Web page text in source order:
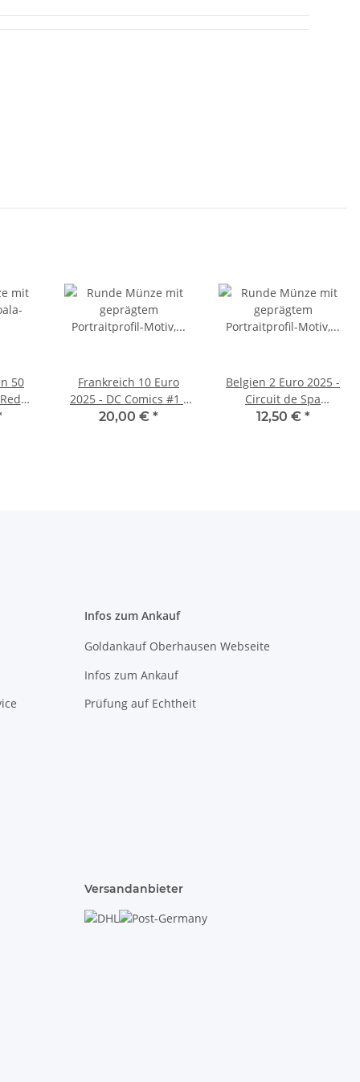
50
Frankreich 10 Euro
2025 - DC Comics #1 -
Batman - in
20,00 € *
Belgien 2 Euro 2025 -
Circuit de Spa
Francorchamps - in
12,50 € *
Infos zum Ankauf
Goldankauf Oberhausen Webseite
Infos zum Ankauf
Prüfung auf Echtheit
Versandanbieter